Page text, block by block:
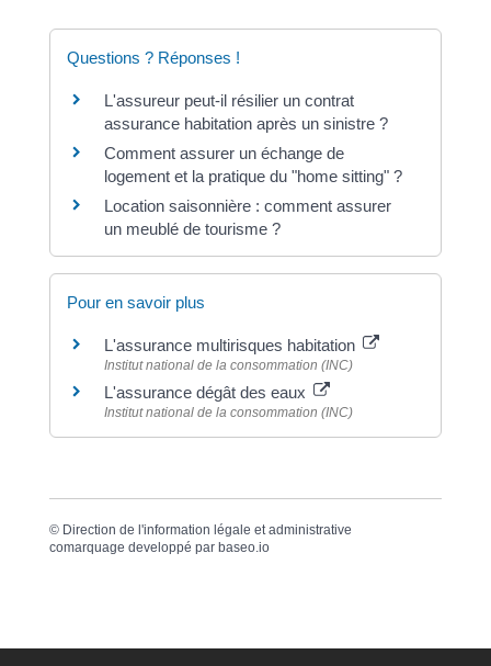
Questions ? Réponses !
L'assureur peut-il résilier un contrat
assurance habitation après un sinistre ?
Comment assurer un échange de
logement et la pratique du "home sitting" ?
Location saisonnière : comment assurer
un meublé de tourisme ?
Pour en savoir plus
L'assurance multirisques habitation
Institut national de la consommation (INC)
L'assurance dégât des eaux
Institut national de la consommation (INC)
© Direction de l'information légale et administrative
comarquage developpé par baseo.io